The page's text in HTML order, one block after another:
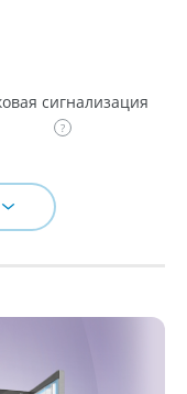
сигнализация